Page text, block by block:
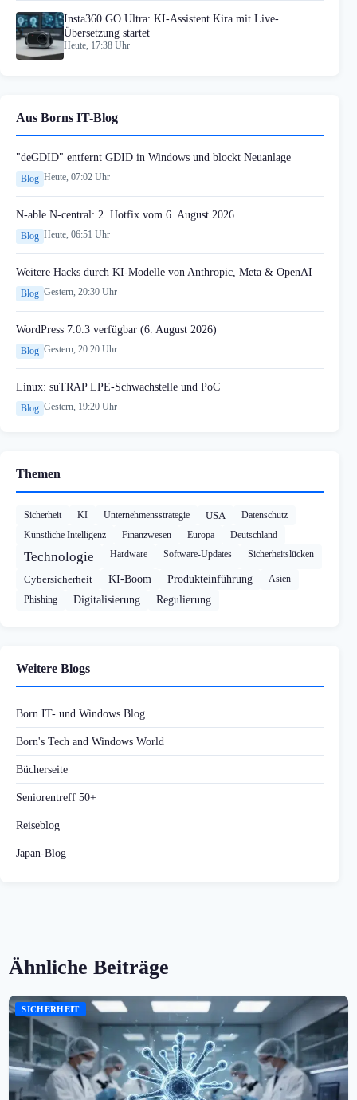
Insta360 GO Ultra: KI-Assistent Kira mit Live-
Übersetzung startet
Heute, 17:38 Uhr
Aus Borns IT-Blog
"deGDID" entfernt GDID in Windows und blockt Neuanlage
Blog Heute, 07:02 Uhr
N-able N-central: 2. Hotfix vom 6. August 2026
Blog Heute, 06:51 Uhr
Weitere Hacks durch KI-Modelle von Anthropic, Meta & OpenAI
Blog Gestern, 20:30 Uhr
WordPress 7.0.3 verfügbar (6. August 2026)
Blog Gestern, 20:20 Uhr
Linux: suTRAP LPE-Schwachstelle und PoC
Blog Gestern, 19:20 Uhr
Themen
Sicherheit KI Unternehmensstrategie USA
Datenschutz
Künstliche Intelligenz
Finanzwesen Europa Deutschland
Technologie Hardware Software-Updates Sicherheitslücken
Cybersicherheit KI-Boom Produkteinführung
Asien
Phishing
Digitalisierung Regulierung
Weitere Blogs
Born IT- und Windows Blog
Born's Tech and Windows World
Bücherseite
Seniorentreff 50+
Reiseblog
Japan-Blog
Ähnliche Beiträge
SICHERHEIT